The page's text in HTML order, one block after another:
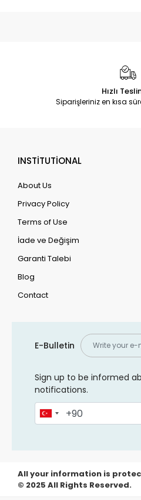
Hızlı
Siparişleriniz en kısa
INSTİTUTİONAL
About Us
Privacy Policy
Terms of Use
İade ve Değişim
Garanti Talebi
Blog
Contact
E-Bulletin
Sign up to be informed
notifications.
All your information is
© 2025 All Rights Reserved.